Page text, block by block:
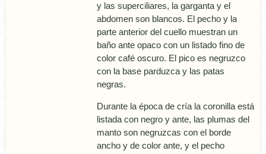
y las superciliares, la garganta y el
abdomen son blancos. El pecho y la
parte anterior del cuello muestran un
baño ante opaco con un listado fino de
color café oscuro. El pico es negruzco
con la base parduzca y las patas
negras.
Durante la época de crí­a la coronilla está
listada con negro y ante, las plumas del
manto son negruzcas con el borde
ancho y de color ante, y el pecho